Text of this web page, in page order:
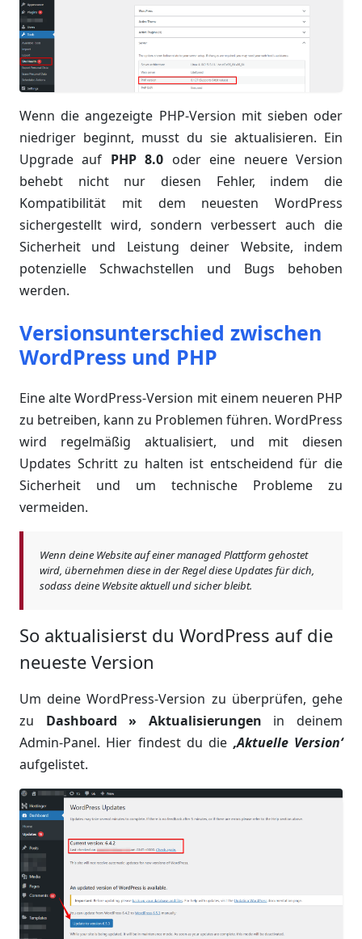
Wenn die angezeigte PHP-Version mit sieben oder
niedriger beginnt, musst du sie aktualisieren. Ein
Upgrade auf PHP 8.0 oder eine neuere Version
behebt nicht nur diesen Fehler, indem die
Kompatibilität mit dem neuesten WordPress
sichergestellt wird, sondern verbessert auch die
Sicherheit und Leistung deiner Website, indem
potenzielle Schwachstellen und Bugs behoben
werden.
Versionsunterschied zwischen
WordPress und PHP
Eine alte WordPress-Version mit einem neueren PHP
zu betreiben, kann zu Problemen führen. WordPress
wird regelmäßig aktualisiert, und mit diesen
Updates Schritt zu halten ist entscheidend für die
Sicherheit und um technische Probleme zu
vermeiden.
Wenn deine Website auf einer managed Plattform gehostet
wird, übernehmen diese in der Regel diese Updates für dich,
sodass deine Website aktuell und sicher bleibt.
So aktualisierst du WordPress auf die
neueste Version
Um deine WordPress-Version zu überprüfen, gehe
zu Dashboard » Aktualisierungen in deinem
Admin-Panel. Hier findest du die‚Aktuelle Version‘
aufgelistet.